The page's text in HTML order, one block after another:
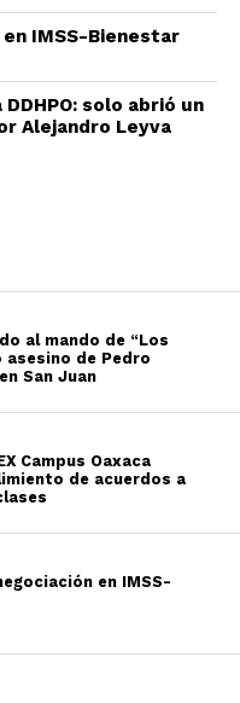
IMSS-Bienestar
solo abrió un
Alejandro Leyva
al mando de “Los
asesino de Pedro
San Juan
Campus Oaxaca
de acuerdos a
en IMSS-